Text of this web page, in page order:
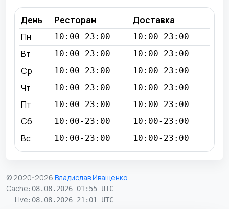
День Ресторан
Доставка
Пн
10:00-23:00 10:00-23:00
Вт 10:00-23:00 10:00-23:00
Ср 10:00-23:00 10:00-23:00
Чт 10:00-23:00 10:00-23:00
Пт 10:00-23:00 10:00-23:00
Сб 10:00-23:00 10:00-23:00
Вс 10:00-23:00 10:00-23:00
© 2020-2026 Владислав Иващенко
Cache: 08.08.2026 01:55 UTC
Live: 08.08.2026 21:01 UTC